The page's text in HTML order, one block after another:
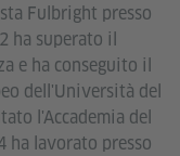
Fulbright presso
ha superato il
e ha conseguito il
dell'Università del
l'Accademia del
ha lavorato presso